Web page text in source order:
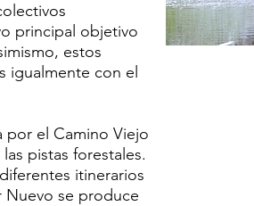
principal objetivo
estos
igualmente con el
por el Camino Viejo
pistas forestales.
itinerarios
Nuevo se produce